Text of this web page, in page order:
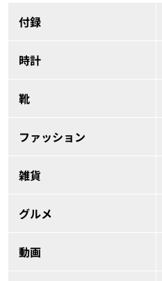
付録
時計
靴
ファッション
雑貨
グルメ
動画